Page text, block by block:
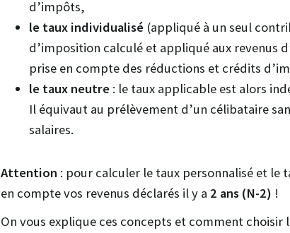
d’impôts,
le taux individualisé (appliqué à un seul
d’imposition calculé et appliqué aux revenus
prise en compte des réductions et crédits
le taux neutre : le taux applicable est alors
Il équivaut au prélèvement d’un célibataire
salaires.
Attention : pour calculer le taux personnalisé et le
en compte vos revenus déclarés il y a 2 ans (N-2) !
On vous explique ces concepts et comment choisir